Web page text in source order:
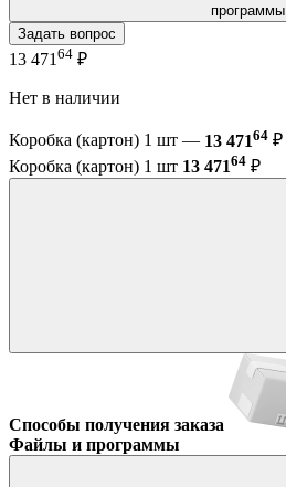
программы
Задать вопрос
13 471 64 ₽
Нет в наличии
Коробка (картон) 1 шт — 13 47164 ₽
Коробка (картон) 1 шт 13 47164 ₽
Способы получения заказа
Файлы и программы